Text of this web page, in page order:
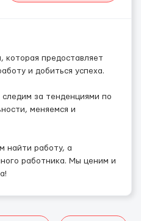
которая предоставляет
и добиться успеха.
за тенденциями по
меняемся и
найти работу, а
работника. Мы ценим и